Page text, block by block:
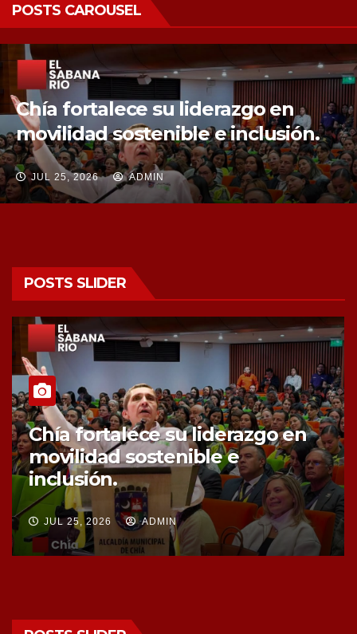
POSTS CAROUSEL
Chía fortalece la protección de sus
fuentes hídricas con la compra de
tres nuevos predios
JUL 25, 2026 ADMIN
POSTS SLIDER
Chía fortalece la protección de
sus fuentes hídricas con la
compra de tres nuevos predios
JUL 25, 2026 ADMIN